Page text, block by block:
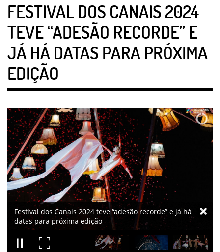
FESTIVAL DOS CANAIS 2024
TEVE “ADESÃO RECORDE” E
JÁ HÁ DATAS PARA PRÓXIMA
EDIÇÃO